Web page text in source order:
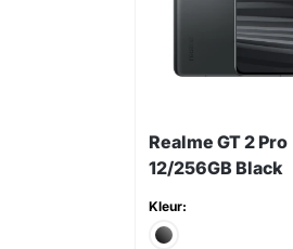
Realme GT 2 Pro
12/256GB Black
Kleur: